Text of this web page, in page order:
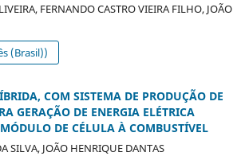
FERNANDO CASTRO VIEIRA FILHO, JOÃO
(Brasil))
COM SISTEMA DE PRODUÇÃO DE
GERAÇÃO DE ENERGIA ELÉTRICA
DE CÉLULA À COMBUSTÍVEL
SILVA, JOÃO HENRIQUE DANTAS